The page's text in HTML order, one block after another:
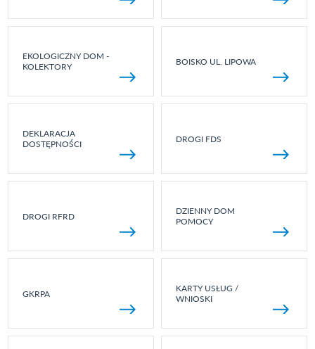
EKOLOGICZNY DOM -
KOLEKTORY
BOISKO UL. LIPOWA
DEKLARACJA
DOSTĘPNOŚCI
DROGI FDS
DROGI RFRD
DZIENNY DOM
POMOCY
GKRPA
KARTY USŁUG /
WNIOSKI